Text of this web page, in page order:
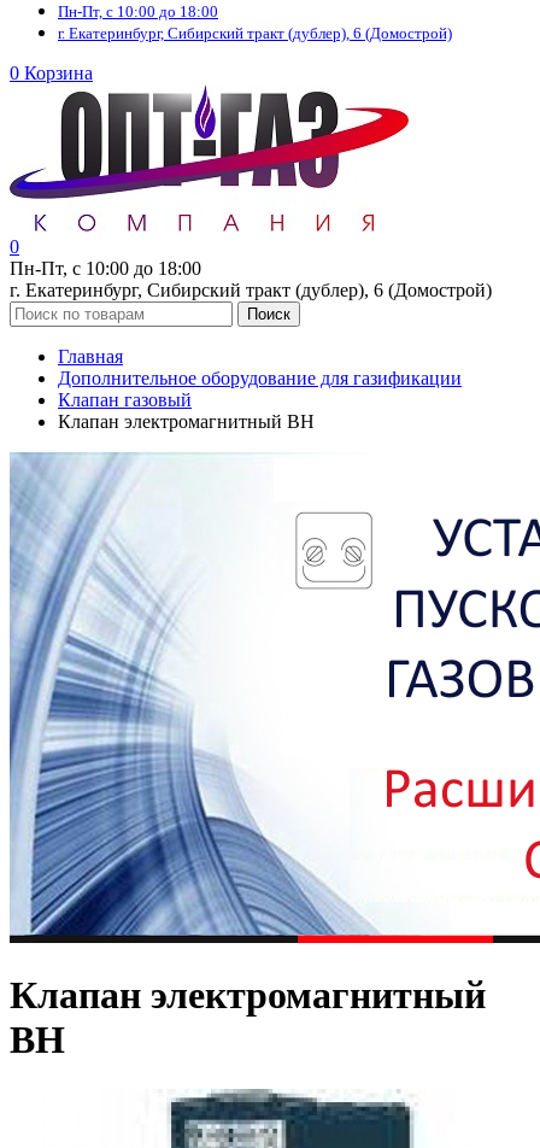
Пн-Пт, с 10:00 до 18:00
г. Екатеринбург, Сибирский тракт (дублер), 6 (Домострой)
0 Корзина
0
Пн-Пт, с 10:00 до 18:00
г. Екатеринбург, Сибирский тракт (дублер), 6 (Домострой)
Поиск
Главная
Дополнительное оборудование для газификации
Клапан газовый
Клапан электромагнитный ВН
Клапан электромагнитный
ВН